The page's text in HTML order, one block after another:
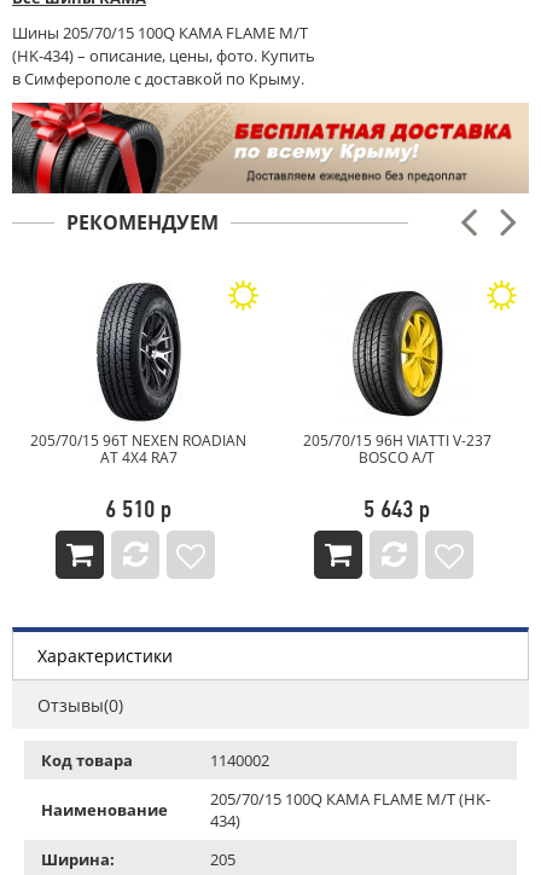
Шины 205/70/15 100Q КАМА FLAME M/T
(HK-434) – описание, цены, фото. Купить
в Симферополе с доставкой по Крыму.
РЕКОМЕНДУЕМ
205/70/15 96T NEXEN ROADIAN
AT 4X4 RA7
6 510 р
205/70/15 96H VIATTI V-237
BOSCO A/T
5 643 р
Характеристики
Отзывы(0)
Код товара 1140002
Наименование
205/70/15 100Q КАМА FLAME M/T (HK-
434)
Ширина:
205